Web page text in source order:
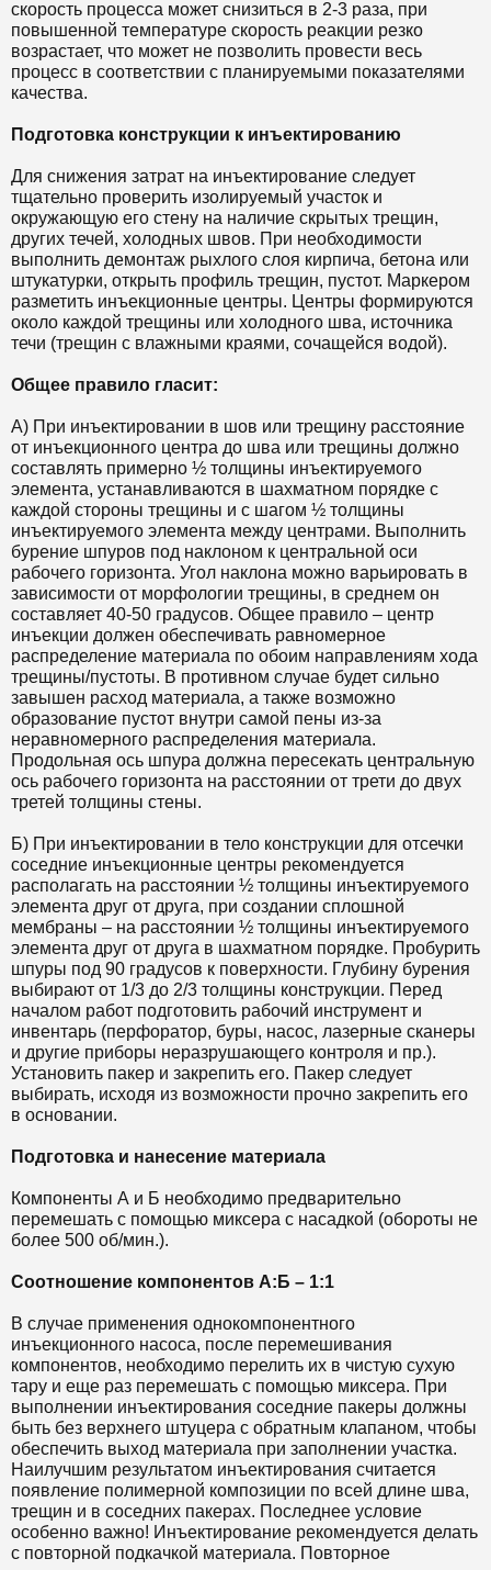
скорость процесса может снизиться в 2-3 раза, при
повышенной температуре скорость реакции резко
возрастает, что может не позволить провести весь
процесс в соответствии с планируемыми показателями
качества.
Подготовка конструкции к инъектированию
Для снижения затрат на инъектирование следует
тщательно проверить изолируемый участок и
окружающую его стену на наличие скрытых трещин,
других течей, холодных швов. При необходимости
выполнить демонтаж рыхлого слоя кирпича, бетона или
штукатурки, открыть профиль трещин, пустот. Маркером
разметить инъекционные центры. Центры формируются
около каждой трещины или холодного шва, источника
течи (трещин с влажными краями, сочащейся водой).
Общее правило гласит:
А) При инъектировании в шов или трещину расстояние
от инъекционного центра до шва или трещины должно
составлять примерно ½ толщины инъектируемого
элемента, устанавливаются в шахматном порядке с
каждой стороны трещины и с шагом ½ толщины
инъектируемого элемента между центрами. Выполнить
бурение шпуров под наклоном к центральной оси
рабочего горизонта. Угол наклона можно варьировать в
зависимости от морфологии трещины, в среднем он
составляет 40-50 градусов. Общее правило – центр
инъекции должен обеспечивать равномерное
распределение материала по обоим направлениям хода
трещины/пустоты. В противном случае будет сильно
завышен расход материала, а также возможно
образование пустот внутри самой пены из-за
неравномерного распределения материала.
Продольная ось шпура должна пересекать центральную
ось рабочего горизонта на расстоянии от трети до двух
третей толщины стены.
Б) При инъектировании в тело конструкции для отсечки
соседние инъекционные центры рекомендуется
располагать на расстоянии ½ толщины инъектируемого
элемента друг от друга, при создании сплошной
мембраны – на расстоянии ½ толщины инъектируемого
элемента друг от друга в шахматном порядке. Пробурить
шпуры под 90 градусов к поверхности. Глубину бурения
выбирают от 1/3 до 2/3 толщины конструкции. Перед
началом работ подготовить рабочий инструмент и
инвентарь (перфоратор, буры, насос, лазерные сканеры
и другие приборы неразрушающего контроля и пр.).
Установить пакер и закрепить его. Пакер следует
выбирать, исходя из возможности прочно закрепить его
в основании.
Подготовка и нанесение материала
Компоненты А и Б необходимо предварительно
перемешать с помощью миксера с насадкой (обороты не
более 500 об/мин.).
Соотношение компонентов А:Б – 1:1
В случае применения однокомпонентного
инъекционного насоса, после перемешивания
компонентов, необходимо перелить их в чистую сухую
тару и еще раз перемешать с помощью миксера. При
выполнении инъектирования соседние пакеры должны
быть без верхнего штуцера с обратным клапаном, чтобы
обеспечить выход материала при заполнении участка.
Наилучшим результатом инъектирования считается
появление полимерной композиции по всей длине шва,
трещин и в соседних пакерах. Последнее условие
особенно важно! Инъектирование рекомендуется делать
с повторной подкачкой материала. Повторное